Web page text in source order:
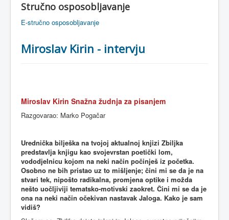
Stručno osposobljavanje
E-stručno osposobljavanje
Miroslav Kirin - intervju
Miroslav Kirin Snažna žudnja za pisanjem
Razgovarao: Marko Pogačar
Urednička bilješka na tvojoj aktualnoj knjizi Zbiljka
predstavlja knjigu kao svojevrstan poetički lom,
vododjelnicu kojom na neki način počinješ iz početka.
Osobno ne bih pristao uz to mišljenje; čini mi se da je na
stvari tek, nipošto radikalna, promjena optike i možda
nešto uočljiviji tematsko-motivski zaokret. Čini mi se da je
ona na neki način očekivan nastavak Jaloga. Kako je sam
vidiš?